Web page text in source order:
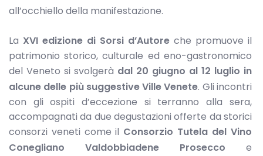
all’occhiello della manifestazione.
La XVI edizione di Sorsi d’Autoreche promuove il
patrimonio storico, culturale ed eno-gastronomico
del Veneto si svolgerà dal 20 giugno al 12 luglio in
alcune delle più suggestive Ville Venete. Gli incontri
con gli ospiti d’eccezione si terranno alla sera,
accompagnati da due degustazioni offerte da storici
consorzi veneti come il Consorzio Tutela del Vino
Conegliano Valdobbiadene Prosecco
e